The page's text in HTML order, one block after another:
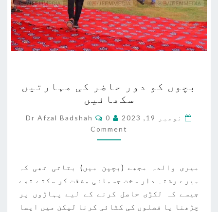
کو
دور
حاضر
کی
مہارتیں
بچوں کو دور حاضر کی مہارتیں
سکھائیں
نومبر 19, 2023 Dr Afzal Badshah
Comments 0
Comment
میری والدہ مجھے (بچپن میں) بتاتی تھی کہ
میرے رشتہ دار سخت جسمانی مشقت کر سکتے تھے
جیسے کہ لکڑی حاصل کرنے کے لیے پہاڑوں پر
چڑھنا یا فصلوں کی کٹائی کرنا لیکن میں ایسا